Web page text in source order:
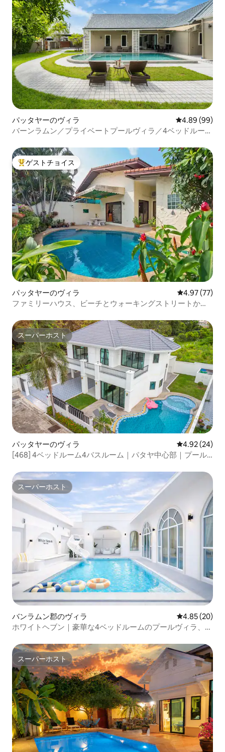
パッタヤーのヴィラ レビュー99件
4.89 (99)
バーンラムン／プライベートプールヴィラ／4ベッドルーム
大好評のゲストチョイスです。
ゲストチョイス
パッタヤーのヴィラ レビュー77
4.97 (77)
ファミリーハウス、ビーチとウォーキングストリートから5
スーパーホスト
スーパーホスト
パッタヤーのヴィラ レビュー24
4.92 (24)
[468] 4ベッドルーム4バスルーム｜パタヤ中心部｜プール
複数名の宿泊可能｜交通の便が良い
スーパーホスト
スーパーホスト
バンラムン郡のヴィラ レビュー20
4.85 (20)
ホワイトヘブン｜豪華な4ベッドルームのプールヴィラ、パ
スーパーホスト
スーパーホスト